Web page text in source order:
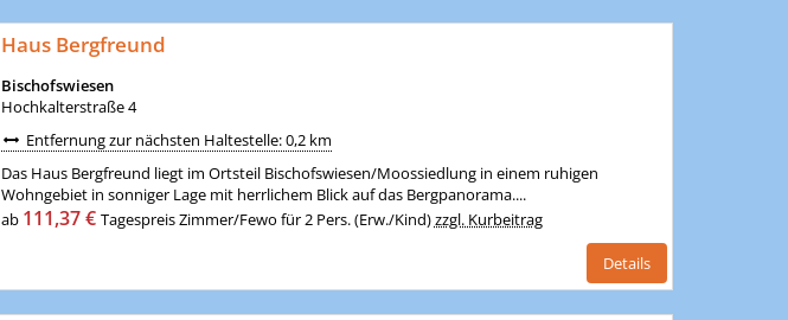
Haus Bergfreund
Bischofswiesen
Hochkalterstraße 4
Entfernung zur nächsten Haltestelle: 0,2 km
Das Haus Bergfreund liegt im Ortsteil Bischofswiesen/Moossiedlung in einem ruhigen
Wohngebiet in sonniger Lage mit herrlichem Blick auf das Bergpanorama....
ab 111,37 € Tagespreis Zimmer/Fewo für 2 Pers. (Erw./Kind)zzgl. Kurbeitrag
Details